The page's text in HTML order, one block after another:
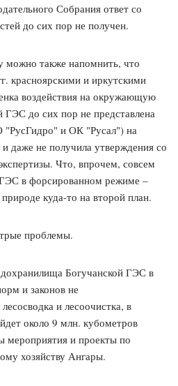
Собрания ответ со
до сих пор не получен.
можно также напомнить, что
красноярскими и иркутскими
воздействия на окружающую
до сих пор не представлена
"РусГидро" и ОК "Русал") на
даже не получила утверждения со
Что, впрочем, совсем
в форсированном режиме –
куда-то на второй план.
проблемы.
Богучанской ГЭС в
и законов не
и лесоочистка, в
около 9 млн. кубометров
мероприятия и проекты по
хозяйству Ангары.